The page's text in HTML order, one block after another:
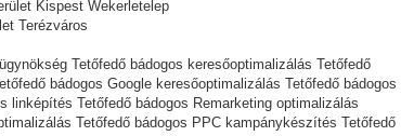
Kispest Wekerletelep
Terézváros
Tetőfedő bádogos keresőoptimalizálás Tetőfedő
bádogos Google keresőoptimalizálás Tetőfedő bádogos
linképítés Tetőfedő bádogos Remarketing optimalizálás
Tetőfedő bádogos PPC kampánykészítés Tetőfedő